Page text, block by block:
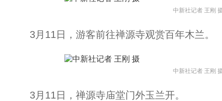
中新社记者 王刚
3月11日，游客前往禅源寺观赏百年木兰。
中新社记者 王刚
3月11日，禅源寺庙堂门外玉兰开。